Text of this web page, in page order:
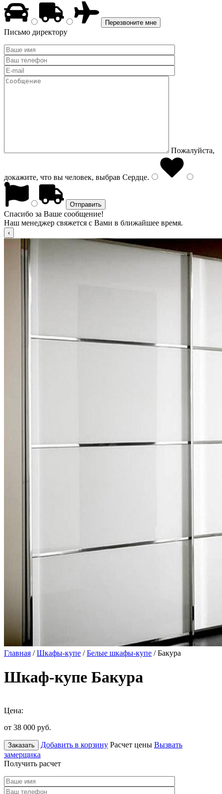
Письмо директору
Пожалуйста,
докажите, что вы человек, выбрав Сердце.
Спасибо за Ваше сообщение!
Наш менеджер свяжется с Вами в ближайшее время.
Главная /Шкафы-купе /Белые шкафы-купе / Бакура
Шкаф-купе Бакура
Цена:
от 38 000 руб.
Заказать Добавить в корзину Расчет цены Вызвать
замерщика
Получить расчет